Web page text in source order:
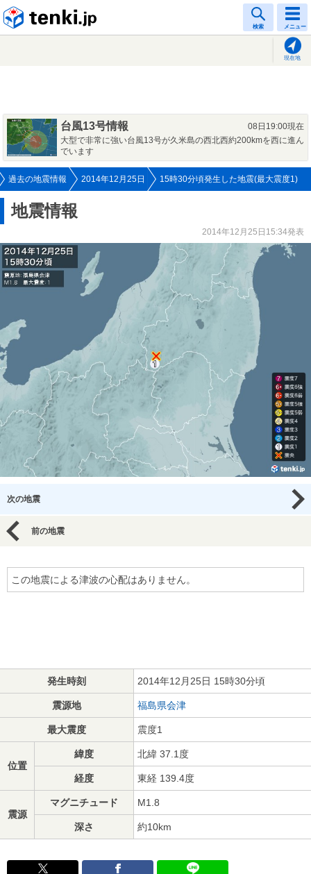
検索 メニュー
現在地
台風13号情報
08日19:00現在
大型で非常に強い台風13号が久米島の西北西約200kmを西に進ん
でいます
過去の地震情報 2014年12月25日 15時30分頃発生した地震(最大震度1)
地震情報
2014年12月25日15:34発表
次の地震
前の地震
この地震による津波の心配はありません。
発生時刻 2014年12月25日 15時30分頃
震源地 福島県会津
最大震度 震度1
位置
緯度 北緯 37.1度
経度 東経 139.4度
震源
マグニチュード M1.8
深さ 約10km